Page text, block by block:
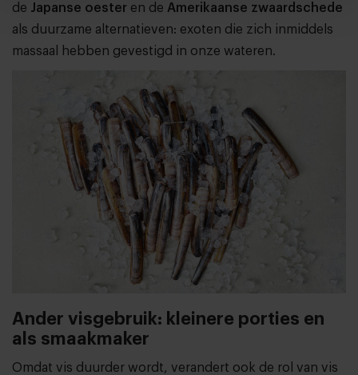
de Japanse oester en de Amerikaanse zwaardschede
als duurzame alternatieven: exoten die zich inmiddels
massaal hebben gevestigd in onze wateren.
Ander visgebruik: kleinere porties en
als smaakmaker
Omdat vis duurder wordt, verandert ook de rol van vis